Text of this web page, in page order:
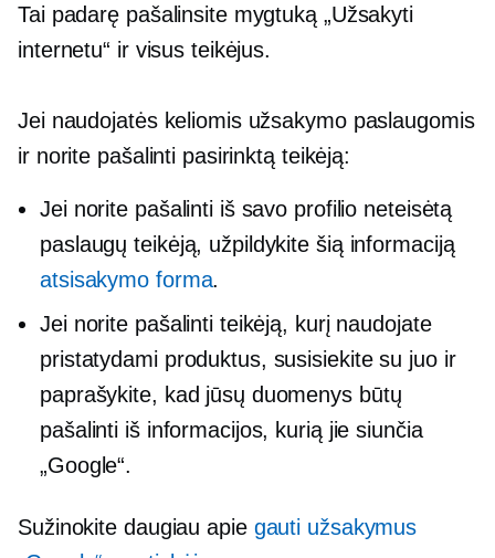
Tai padarę pašalinsite mygtuką „Užsakyti
internetu“ ir visus teikėjus.
Jei naudojatės keliomis užsakymo paslaugomis
ir norite pašalinti pasirinktą teikėją:
Jei norite pašalinti iš savo profilio neteisėtą
paslaugų teikėją, užpildykite šią informaciją
atsisakymo forma.
Jei norite pašalinti teikėją, kurį naudojate
pristatydami produktus, susisiekite su juo ir
paprašykite, kad jūsų duomenys būtų
pašalinti iš informacijos, kurią jie siunčia
„Google“.
Sužinokite daugiau apie gauti užsakymus